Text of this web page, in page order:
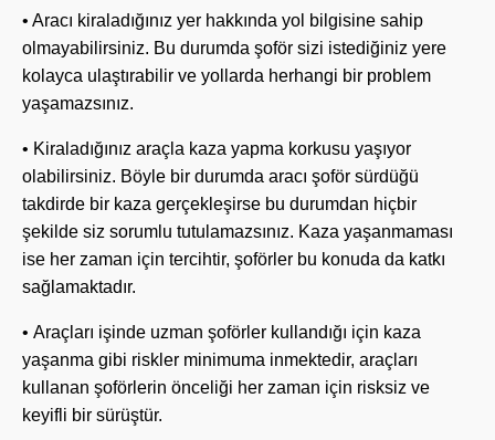
• Aracı kiraladığınız yer hakkında yol bilgisine sahip
olmayabilirsiniz. Bu durumda şoför sizi istediğiniz yere
kolayca ulaştırabilir ve yollarda herhangi bir problem
yaşamazsınız.
• Kiraladığınız araçla kaza yapma korkusu yaşıyor
olabilirsiniz. Böyle bir durumda aracı şoför sürdüğü
takdirde bir kaza gerçekleşirse bu durumdan hiçbir
şekilde siz sorumlu tutulamazsınız. Kaza yaşanmaması
ise her zaman için tercihtir, şoförler bu konuda da katkı
sağlamaktadır.
• Araçları işinde uzman şoförler kullandığı için kaza
yaşanma gibi riskler minimuma inmektedir, araçları
kullanan şoförlerin önceliği her zaman için risksiz ve
keyifli bir sürüştür.